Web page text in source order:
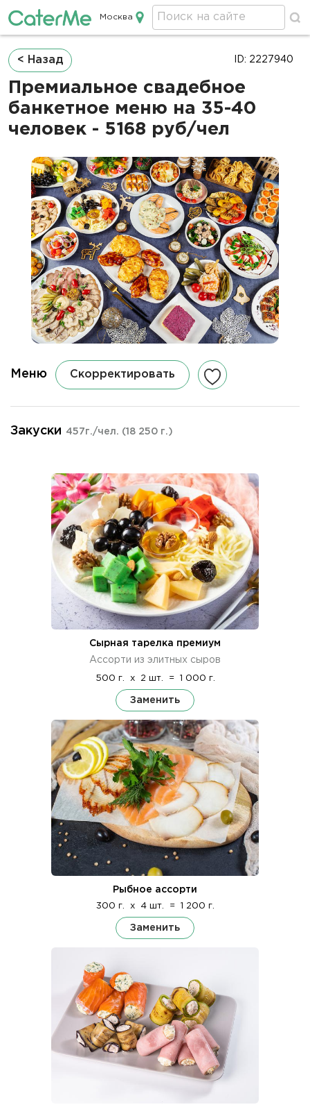
Кейтеринг в Москве
Москва
Строка
навигации
< Назад
Премиальное свадебное
банкетное меню на 35-40
человек - 5168 руб/чел
ID: 2227940
Меню Скорректировать
Закуски 457г./чел. (18 250 г.)
Сырная тарелка премиум
Ассорти из элитных сыров
500 г. x 2 шт. = 1 000 г.
Заменить
Рыбное ассорти
300 г. x 4 шт. = 1 200 г.
Заменить